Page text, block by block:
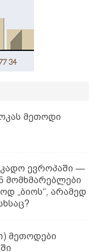
მეთოდი
ევროპაში —
მომხმარებლები
„ბიოს“, არამედ
მეთოდები